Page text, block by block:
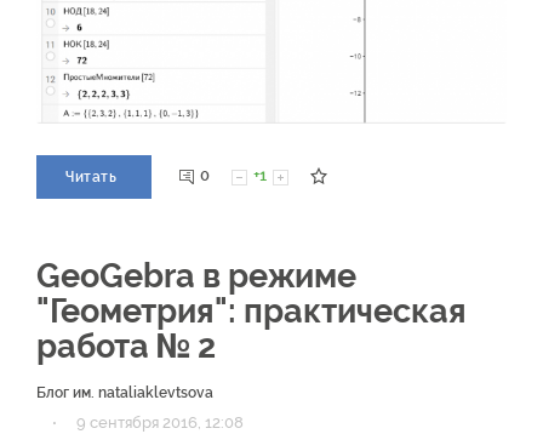
Читать 0 +1
GeoGebra в режиме
"Геометрия": практическая
работа № 2
Блог им. nataliaklevtsova
· 9 сентября 2016, 12:08